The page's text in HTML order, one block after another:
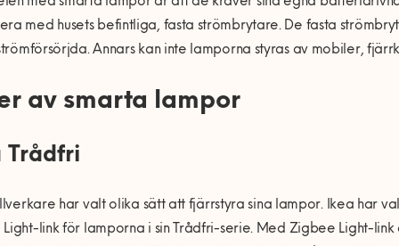
med husets befintliga, fasta strömbrytare. De fasta
Annars kan inte lamporna styras av mobiler,
av smarta lampor
Trådfri
har valt olika sätt att fjärrstyra sina lampor. Ikea har
link för lamporna i sin Trådfri-serie. Med Zigbee Light-